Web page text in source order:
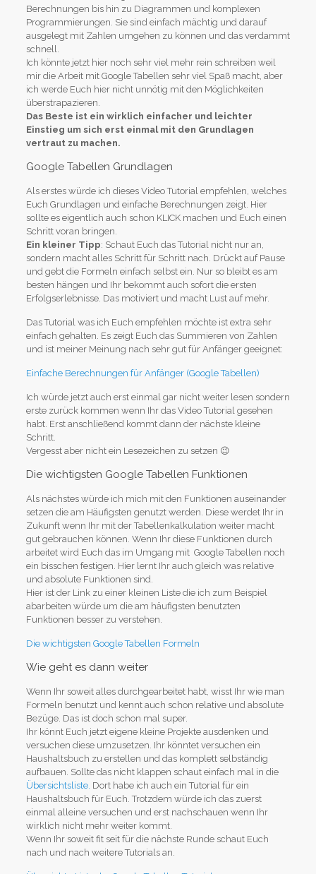
Berechnungen bis hin zu Diagrammen und komplexen
Programmierungen. Sie sind einfach mächtig und darauf
ausgelegt mit Zahlen umgehen zu können und das verdammt
schnell.
Ich könnte jetzt hier noch sehr viel mehr rein schreiben weil
mir die Arbeit mit Google Tabellen sehr viel Spaß macht, aber
ich werde Euch hier nicht unnötig mit den Möglichkeiten
überstrapazieren.
Das Beste ist ein wirklich einfacher und leichter
Einstieg um sich erst einmal mit den Grundlagen
vertraut zu machen.
Google Tabellen Grundlagen
Als erstes würde ich dieses Video Tutorial empfehlen, welches
Euch Grundlagen und einfache Berechnungen zeigt. Hier
sollte es eigentlich auch schon KLICK machen und Euch einen
Schritt voran bringen.
Ein kleiner Tipp: Schaut Euch das Tutorial nicht nur an,
sondern macht alles Schritt für Schritt nach. Drückt auf Pause
und gebt die Formeln einfach selbst ein. Nur so bleibt es am
besten hängen und Ihr bekommt auch sofort die ersten
Erfolgserlebnisse. Das motiviert und macht Lust auf mehr.
Das Tutorial was ich Euch empfehlen möchte ist extra sehr
einfach gehalten. Es zeigt Euch das Summieren von Zahlen
und ist meiner Meinung nach sehr gut für Anfänger geeignet:
Einfache Berechnungen für Anfänger (Google Tabellen)
Ich würde jetzt auch erst einmal gar nicht weiter lesen sondern
erste zurück kommen wenn Ihr das Video Tutorial gesehen
habt. Erst anschließend kommt dann der nächste kleine
Schritt.
Vergesst aber nicht ein Lesezeichen zu setzen 😉
Die wichtigsten Google Tabellen Funktionen
Als nächstes würde ich mich mit den Funktionen auseinander
setzen die am Häufigsten genutzt werden. Diese werdet Ihr in
Zukunft wenn Ihr mit der Tabellenkalkulation weiter macht
gut gebrauchen können. Wenn Ihr diese Funktionen durch
arbeitet wird Euch das im Umgang mit Google Tabellen noch
ein bisschen festigen. Hier lernt Ihr auch gleich was relative
und absolute Funktionen sind.
Hier ist der Link zu einer kleinen Liste die ich zum Beispiel
abarbeiten würde um die am häufigsten benutzten
Funktionen besser zu verstehen.
Die wichtigsten Google Tabellen Formeln
Wie geht es dann weiter
Wenn Ihr soweit alles durchgearbeitet habt, wisst Ihr wie man
Formeln benutzt und kennt auch schon relative und absolute
Bezüge. Das ist doch schon mal super.
Ihr könnt Euch jetzt eigene kleine Projekte ausdenken und
versuchen diese umzusetzen. Ihr könntet versuchen ein
Haushaltsbuch zu erstellen und das komplett selbständig
aufbauen. Sollte das nicht klappen schaut einfach mal in die
Übersichtsliste. Dort habe ich auch ein Tutorial für ein
Haushaltsbuch für Euch. Trotzdem würde ich das zuerst
einmal alleine versuchen und erst nachschauen wenn Ihr
wirklich nicht mehr weiter kommt.
Wenn Ihr soweit fit seit für die nächste Runde schaut Euch
nach und nach weitere Tutorials an.